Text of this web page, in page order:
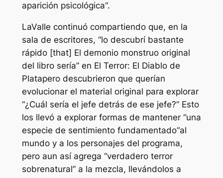
aparición psicológica“.
LaValle continuó compartiendo que, en la
sala de escritores, “lo descubrí bastante
rápido [that] El demonio monstruo original
del libro sería” en El Terror: El Diablo de
Platapero descubrieron que querían
evolucionar el material original para explorar
“¿Cuál sería el jefe detrás de ese jefe?” Esto
los llevó a explorar formas de mantener “una
especie de sentimiento fundamentado“al
mundo y a los personajes del programa,
pero aun así agrega “verdadero terror
sobrenatural” a la mezcla, llevándolos a